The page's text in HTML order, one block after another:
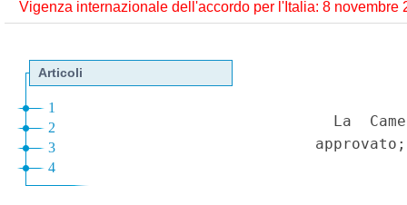
Vigenza internazionale dell'accordo per l'Italia: 8 novembre